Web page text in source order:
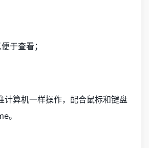
于查看；
算机一样操作，配合鼠标和键盘
。